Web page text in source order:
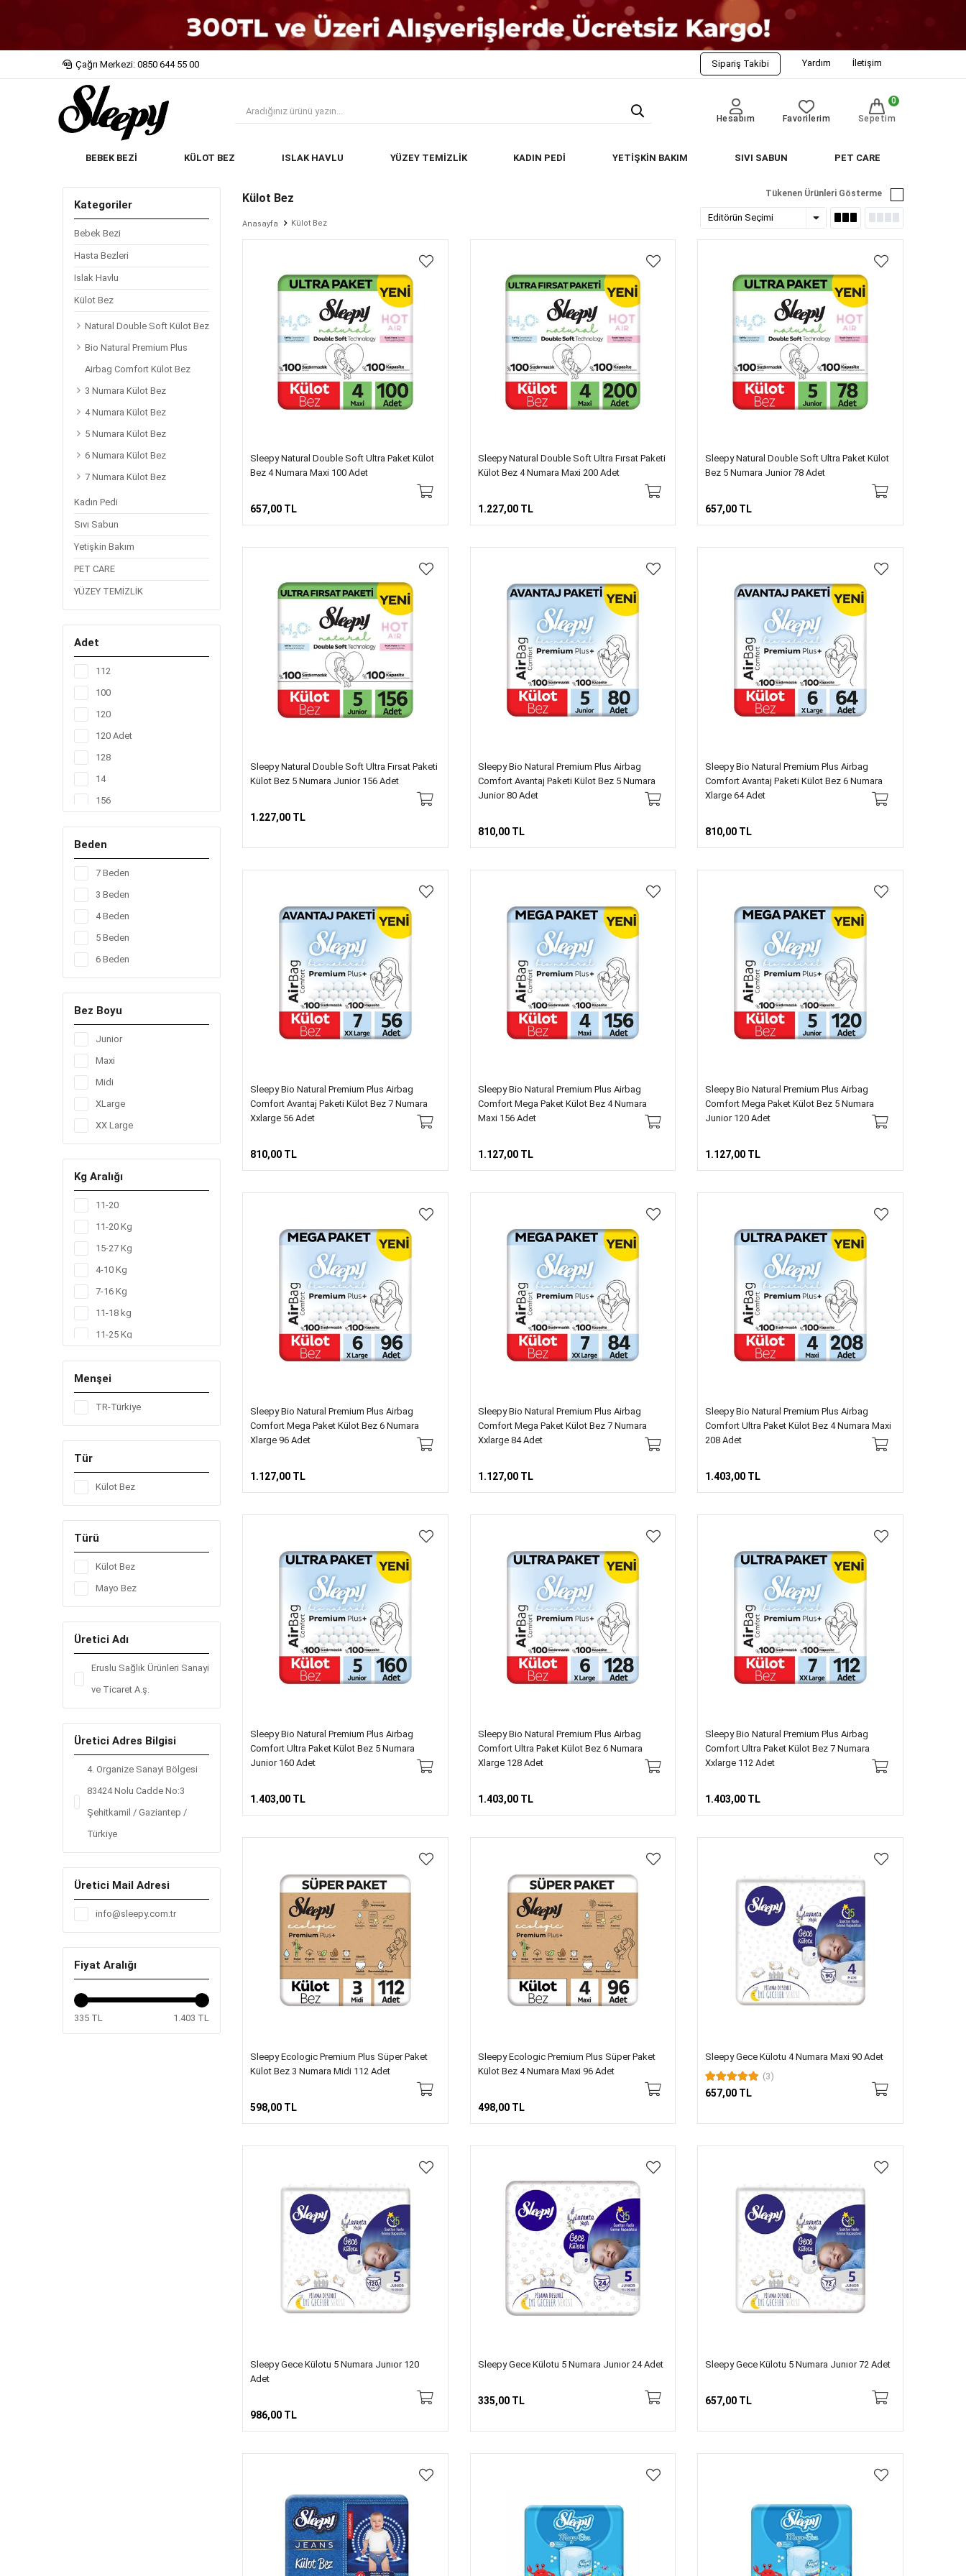
Çağrı Merkezi: 0850 644 55 00 Sipariş Takibi Yardım İletişim
Hesabım Favorilerim Sepetim
0
BEBEK BEZİ KÜLOT BEZ ISLAK HAVLU YÜZEY TEMİZLİK KADIN PEDİ YETİŞKİN BAKIM SIVI SABUN PET CARE
Kategoriler
Bebek Bezi
Hasta Bezleri
Islak Havlu
Külot Bez
Natural Double Soft Külot Bez
Bio Natural Premium Plus
Airbag Comfort Külot Bez
3 Numara Külot Bez
4 Numara Külot Bez
5 Numara Külot Bez
6 Numara Külot Bez
7 Numara Külot Bez
Kadın Pedi
Sıvı Sabun
Yetişkin Bakım
PET CARE
YÜZEY TEMİZLİK
Adet
112
100
120
120 Adet
128
14
156
17
56
60
64
72
78
80
84
90
Beden
7 Beden
3 Beden
4 Beden
5 Beden
6 Beden
Bez Boyu
Junior
Maxi
Midi
XLarge
XX Large
Kg Aralığı
11-20
11-20 Kg
15-27 Kg
4-10 Kg
7-16 Kg
11-18 kg
11-25 Kg
4-14 Kg
Menşei
TR-Türkiye
Tür
Külot Bez
Türü
Külot Bez
Mayo Bez
Üretici Adı
Eruslu Sağlık Ürünleri Sanayi
ve Ticaret A.ş.
Üretici Adres Bilgisi
4. Organize Sanayi Bölgesi
83424 Nolu Cadde No:3
Şehitkamil / Gaziantep /
Türkiye
Üretici Mail Adresi
info@sleepy.com.tr
Fiyat Aralığı
335 TL 1.403 TL
Külot Bez
Anasayfa Külot Bez
Tükenen Ürünleri Gösterme
Sleepy Natural Double Soft Ultra Paket Külot
Bez 4 Numara Maxi 100 Adet
657,00 TL
Sleepy Natural Double Soft Ultra Fırsat Paketi
Külot Bez 4 Numara Maxi 200 Adet
1.227,00 TL
Sleepy Natural Double Soft Ultra Paket Külot
Bez 5 Numara Junior 78 Adet
657,00 TL
Sleepy Natural Double Soft Ultra Fırsat Paketi
Külot Bez 5 Numara Junior 156 Adet
1.227,00 TL
Sleepy Bio Natural Premium Plus Airbag
Comfort Avantaj Paketi Külot Bez 5 Numara
Junior 80 Adet
810,00 TL
Sleepy Bio Natural Premium Plus Airbag
Comfort Avantaj Paketi Külot Bez 6 Numara
Xlarge 64 Adet
810,00 TL
Sleepy Bio Natural Premium Plus Airbag
Comfort Avantaj Paketi Külot Bez 7 Numara
Xxlarge 56 Adet
810,00 TL
Sleepy Bio Natural Premium Plus Airbag
Comfort Mega Paket Külot Bez 4 Numara
Maxi 156 Adet
1.127,00 TL
Sleepy Bio Natural Premium Plus Airbag
Comfort Mega Paket Külot Bez 5 Numara
Junior 120 Adet
1.127,00 TL
Sleepy Bio Natural Premium Plus Airbag
Comfort Mega Paket Külot Bez 6 Numara
Xlarge 96 Adet
1.127,00 TL
Sleepy Bio Natural Premium Plus Airbag
Comfort Mega Paket Külot Bez 7 Numara
Xxlarge 84 Adet
1.127,00 TL
Sleepy Bio Natural Premium Plus Airbag
Comfort Ultra Paket Külot Bez 4 Numara Maxi
208 Adet
1.403,00 TL
Sleepy Bio Natural Premium Plus Airbag
Comfort Ultra Paket Külot Bez 5 Numara
Junior 160 Adet
1.403,00 TL
Sleepy Bio Natural Premium Plus Airbag
Comfort Ultra Paket Külot Bez 6 Numara
Xlarge 128 Adet
1.403,00 TL
Sleepy Bio Natural Premium Plus Airbag
Comfort Ultra Paket Külot Bez 7 Numara
Xxlarge 112 Adet
1.403,00 TL
Sleepy Ecologic Premium Plus Süper Paket
Külot Bez 3 Numara Midi 112 Adet
598,00 TL
Sleepy Ecologic Premium Plus Süper Paket
Külot Bez 4 Numara Maxi 96 Adet
498,00 TL
Sleepy Gece Külotu 4 Numara Maxi 90 Adet
(3)
657,00 TL
Sleepy Gece Külotu 5 Numara Junıor 120
Adet
986,00 TL
Sleepy Gece Külotu 5 Numara Junıor 24 Adet
335,00 TL
Sleepy Gece Külotu 5 Numara Junıor 72 Adet
657,00 TL